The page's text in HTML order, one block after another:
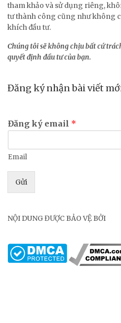
tham khảo và sử dụng riêng,
tư thành công cũng như không
khích đầu tư.
Chúng tôi sẽ không chịu bất cứ
quyết định đầu tư của bạn.
Đăng ký nhận bài viết
Đăng ký email *
Email
Gửi
NỘI DUNG ĐƯỢC BẢO VỆ BỞI